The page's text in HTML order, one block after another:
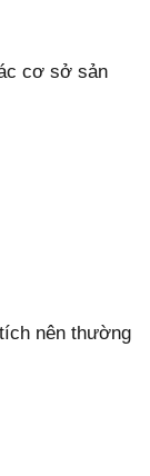
cơ sở sản
nên thường